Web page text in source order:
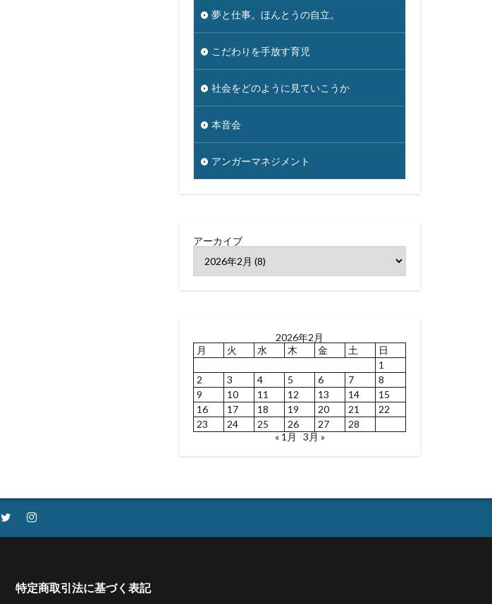
夢と仕事。ほんとうの自立。
こだわりを手放す育児
社会をどのように見ていこうか
本音会
アンガーマネジメント
アーカイブ
2026年2月
月
火 水 木 金 土
日
1
2
3 4 5 6 7
8
9
10 11 12 13 14
15
16
17 18 19 20 21
22
23
24 25 26 27
28
« 1月
3月 »
特定商取引法に基づく表記